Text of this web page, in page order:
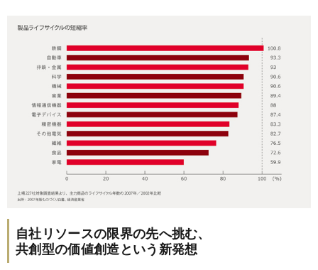
自社リソースの限界の先へ挑む、
共創型の価値創造という新発想